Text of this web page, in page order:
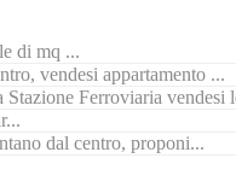
di mq ...
vendesi appartamento ...
Stazione Ferroviaria vendesi
dal centro, proponi...